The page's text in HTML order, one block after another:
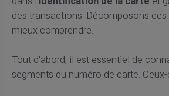
des transactions. Décomposons
mieux comprendre.
Tout d'abord, il est essentiel de
segments du numéro de carte.